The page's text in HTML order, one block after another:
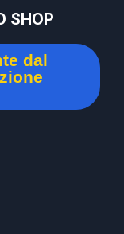
SHOP
dal